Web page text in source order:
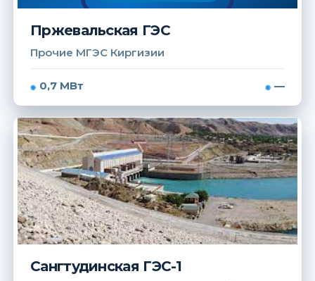
Пржевальская ГЭС
Прочие МГЭС Киргизии
0,7 МВт —
Сангтудинская ГЭС-1